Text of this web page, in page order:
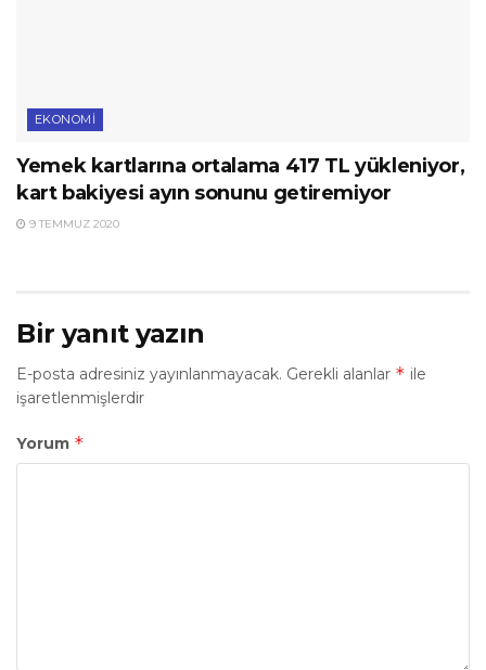
EKONOMI
Yemek kartlarına ortalama 417 TL yükleniyor,
kart bakiyesi ayın sonunu getiremiyor
9 TEMMUZ 2020
Bir yanıt yazın
E-posta adresiniz yayınlanmayacak. Gerekli alanlar * ile
işaretlenmişlerdir
Yorum *